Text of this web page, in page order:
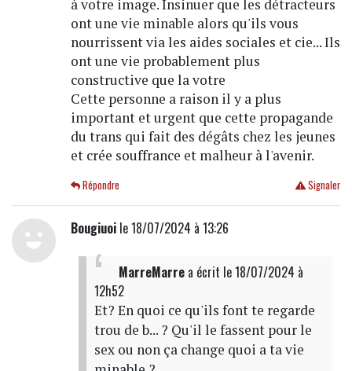
à votre image. Insinuer que les détracteurs
ont une vie minable alors qu'ils vous
nourrissent via les aides sociales et cie... Ils
ont une vie probablement plus
constructive que la votre
Cette personne a raison il y a plus
important et urgent que cette propagande
du trans qui fait des dégâts chez les jeunes
et crée souffrance et malheur à l'avenir.
Signaler
Répondre
Bougiuoile 18/07/2024 à 13:26
MarreMarrea écrit le 18/07/2024 à
12h52
Et? En quoi ce qu'ils font te regarde
trou de b... ? Qu'il le fassent pour le
sex ou non ça change quoi a ta vie